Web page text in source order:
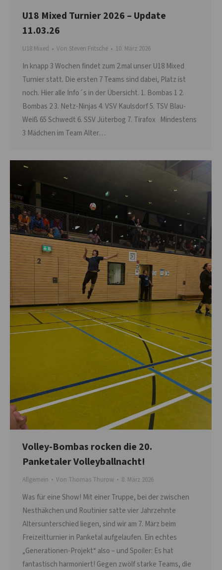
U18 Mixed Turnier 2026 – Update
11.03.26
U18 Mixed Von Steven Fritsche 10. März 2026
In knapp 3 Wochen findet zum 2.mal unser U18 Mixed
Turnier statt. Die ersten 7 Teams sind dabei, Platz ist
noch. Hier alle Info´s in der Übersicht. 1. Bombas 1 2.
Bombas 2 3. Netz-Ninjas 4. VSV Kaulsdorf 5. TSV Blau-
Weiß 65 Schwedt 6. SSV Jüterbog 7. Tirafox Mindestens
3 Mädchen im Team Alter…
Volley-Bombas rocken die 20.
Panketaler Volleyballnacht!
Allgemein Von Thomas Thurow 8. März 2026
Was für eine Show! Mit einer Truppe, bei der zwischen
Nesthäkchen und Routinier satte vier Jahrzehnte
Altersunterschied liegen, sind wir am 7. März beim
Freizeitturnier in Panketal aufgelaufen. Ein echtes
„Generationen-Projekt“ also – und Spoiler: Es hat
fantastisch harmoniert! Gegen zwölf starke Teams, die